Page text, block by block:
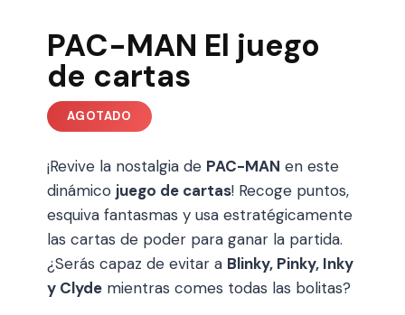
PAC-MAN El juego
de cartas
¡Revive la nostalgia de PAC-MAN en este
dinámico juego de cartas! Recoge puntos,
esquiva fantasmas y usa estratégicamente
las cartas de poder para ganar la partida.
¿Serás capaz de evitar a Blinky, Pinky, Inky
y Clyde mientras comes todas las bolitas?